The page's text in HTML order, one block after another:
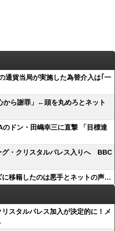
通貨当局が実施した為替介入は｢一
から謝罪」←頭を丸めろとネット
のドン・田嶋幸三に直撃 「目標達
グ・クリスタルパレス入りへ BBC
に移籍したのは悪手とネットの声…
スタルパレス加入が決定的に！メ